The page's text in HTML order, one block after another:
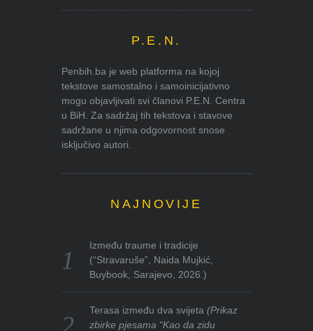
P.E.N.
Penbih.ba je web platforma na kojoj
tekstove samostalno i samoinicijativno
mogu objavljivati svi članovi P.E.N. Centra
u BiH. Za sadržaj tih tekstova i stavove
sadržane u njima odgovornost snose
isključivo autori.
NAJNOVIJE
Između traume i tradicije
(“Stravaruše”, Naida Mujkić,
Buybook, Sarajevo, 2026.)
Terasa između dva svijeta(Prikaz
zbirke pjesama “Kao da zidu